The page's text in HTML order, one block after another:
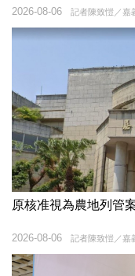
記者陳致愷／嘉
2026-08-06
原核准視為農地列管
記者陳致愷／嘉
2026-08-06